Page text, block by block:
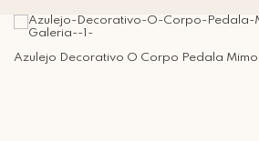
Azulejo Decorativo O Corpo Pedala